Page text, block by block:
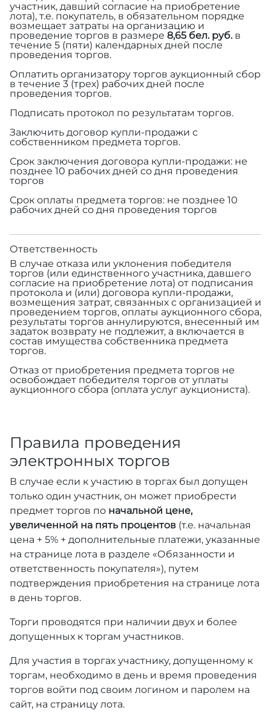
участник, давший согласие на приобретение
лота), т.е. покупатель, в обязательном порядке
возмещает затраты на организацию и
проведение торгов в размере 8,65 бел. руб.в
течение 5 (пяти) календарных дней после
проведения торгов.
Оплатить организатору торгов аукционный сбор
в течение 3 (трех) рабочих дней после
проведения торгов.
Подписать протокол по результатам торгов.
Заключить договор купли-продажи с
собственником предмета торгов.
Срок заключения договора купли-продажи: не
позднее 10 рабочих дней со дня проведения
торгов
Срок оплаты предмета торгов: не позднее 10
рабочих дней со дня проведения торгов
Ответственность
В случае отказа или уклонения победителя
торгов (или единственного участника, давшего
согласие на приобретение лота) от подписания
протокола и (или) договора купли-продажи,
возмещения затрат, связанных с организацией и
проведением торгов, оплаты аукционного сбора,
результаты торгов аннулируются, внесенный им
задаток возврату не подлежит, а включается в
состав имущества собственника предмета
торгов.
Отказ от приобретения предмета торгов не
освобождает победителя торгов от уплаты
аукционного сбора (оплата услуг аукциониста).
Правила проведения
электронных торгов
В случае если к участию в торгах был допущен
только один участник, он может приобрести
предмет торгов по начальной цене,
увеличенной на пять процентов (т.е. начальная
цена + 5% + дополнительные платежи, указанные
на странице лота в разделе «Обязанности и
ответственность покупателя»), путем
подтверждения приобретения на странице лота
в день торгов.
Торги проводятся при наличии двух и более
допущенных к торгам участников.
Для участия в торгах участнику, допущенному к
торгам, необходимо в день и время проведения
торгов войти под своим логином и паролем на
сайт, на страницу лота.